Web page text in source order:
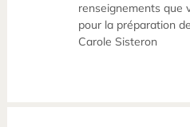
renseignements que
pour la préparation
Carole Sisteron